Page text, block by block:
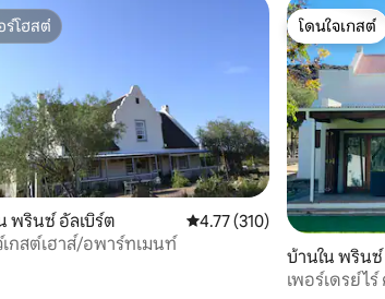
ก 5, 41 รีวิว
ร์โฮสต์
ร์โฮสต์
พรินซ์ อัลเบิร์ต คะแนนเฉลี่ย 4.77 จาก 5,
4.77 (310)
เกสต์เฮาส์/อพาร์ทเมนท์
โดนใจเกสต์
โดนใจเกสต์
บ้านใน พรินซ์
เพอร์เดรย์ไร์